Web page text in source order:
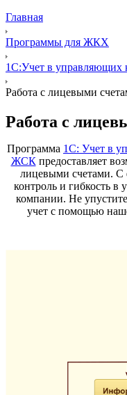
Главная
Программы для ЖКХ
1C:Учет в
Работа с лицевыми
Работа с
Программа 1С: Учет в
ЖСКпредоставляет
лицевыми счетами.
контроль и гибкость
компании. Не
учет с помощью